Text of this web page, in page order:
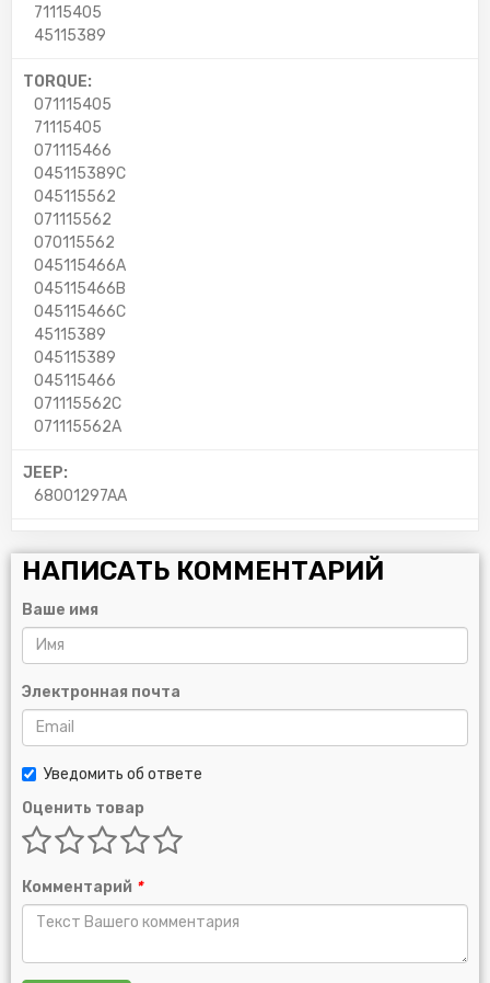
71115405
45115389
TORQUE:
071115405
71115405
071115466
045115389C
045115562
071115562
070115562
045115466A
045115466B
045115466C
45115389
045115389
045115466
071115562C
071115562A
JEEP:
68001297AA
НАПИСАТЬ КОММЕНТАРИЙ
Ваше имя
Электронная почта
Уведомить об ответе
Оценить товар
Комментарий *